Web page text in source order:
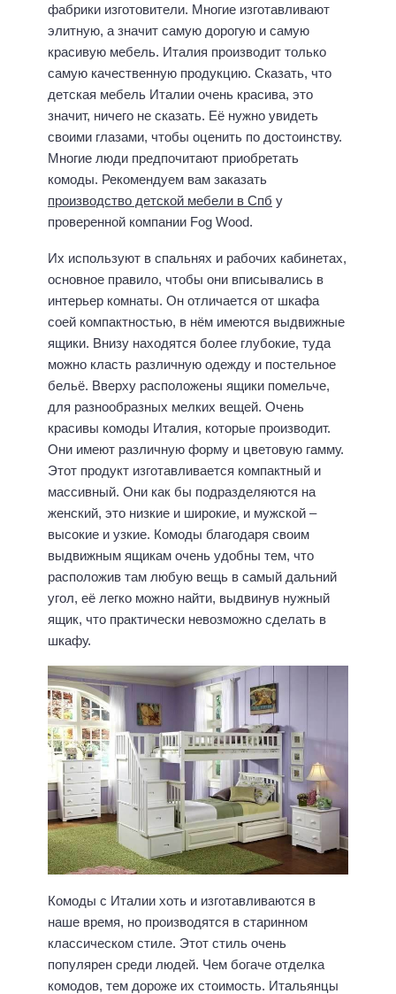
фабрики изготовители. Многие изготавливают
элитную, а значит самую дорогую и самую
красивую мебель. Италия производит только
самую качественную продукцию. Сказать, что
детская мебель Италии очень красива, это
значит, ничего не сказать. Её нужно увидеть
своими глазами, чтобы оценить по достоинству.
Многие люди предпочитают приобретать
комоды. Рекомендуем вам заказать
производство детской мебели в Спб у
проверенной компании Fog Wood.
Их используют в спальнях и рабочих кабинетах,
основное правило, чтобы они вписывались в
интерьер комнаты. Он отличается от шкафа
соей компактностью, в нём имеются выдвижные
ящики. Внизу находятся более глубокие, туда
можно класть различную одежду и постельное
бельё. Вверху расположены ящики помельче,
для разнообразных мелких вещей. Очень
красивы комоды Италия, которые производит.
Они имеют различную форму и цветовую гамму.
Этот продукт изготавливается компактный и
массивный. Они как бы подразделяются на
женский, это низкие и широкие, и мужской –
высокие и узкие. Комоды благодаря своим
выдвижным ящикам очень удобны тем, что
расположив там любую вещь в самый дальний
угол, её легко можно найти, выдвинув нужный
ящик, что практически невозможно сделать в
шкафу.
Комоды с Италии хоть и изготавливаются в
наше время, но производятся в старинном
классическом стиле. Этот стиль очень
популярен среди людей. Чем богаче отделка
комодов, тем дороже их стоимость. Итальянцы